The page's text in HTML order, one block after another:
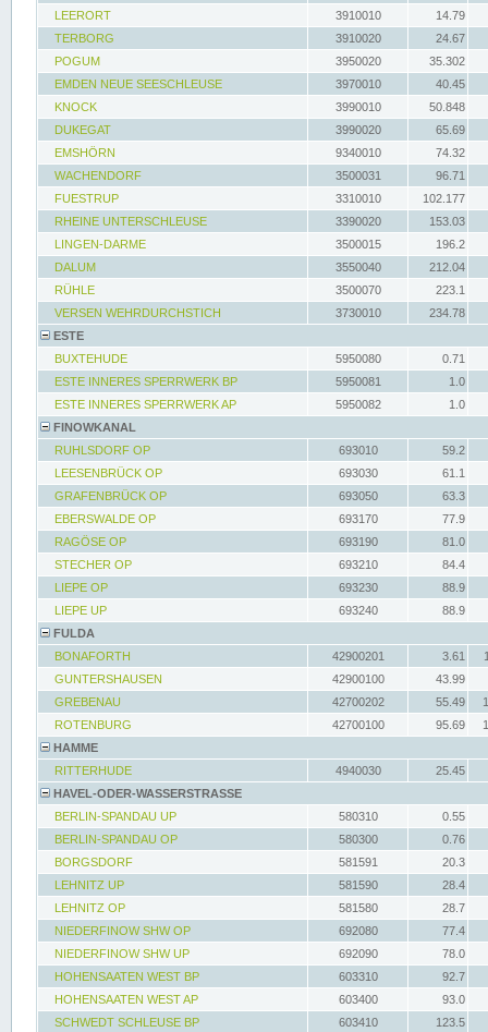
LEERORT
3910010
14.79
TERBORG
3910020
24.67
POGUM
3950020
35.302
EMDEN NEUE SEESCHLEUSE
3970010
40.45
KNOCK
3990010
50.848
DUKEGAT
3990020
65.69
EMSHÖRN
9340010
74.32
WACHENDORF
3500031
96.71
FUESTRUP
3310010
102.177
RHEINE UNTERSCHLEUSE
3390020
153.03
LINGEN-DARME
3500015
196.2
DALUM
3550040
212.04
RÜHLE
3500070
223.1
VERSEN WEHRDURCHSTICH
3730010
234.78
ESTE
BUXTEHUDE
5950080
0.71
ESTE INNERES SPERRWERK BP
5950081
1.0
ESTE INNERES SPERRWERK AP
5950082
1.0
FINOWKANAL
RUHLSDORF OP
693010
59.2
LEESENBRÜCK OP
693030
61.1
GRAFENBRÜCK OP
693050
63.3
EBERSWALDE OP
693170
77.9
RAGÖSE OP
693190
81.0
STECHER OP
693210
84.4
LIEPE OP
693230
88.9
LIEPE UP
693240
88.9
FULDA
BONAFORTH
42900201 3.61
GUNTERSHAUSEN
42900100
43.99
GREBENAU
42700202 55.49
ROTENBURG
42700100 95.69
HAMME
RITTERHUDE
4940030
25.45
HAVEL-ODER-WASSERSTRASSE
BERLIN-SPANDAU UP
580310
0.55
BERLIN-SPANDAU OP
580300
0.76
BORGSDORF
581591
20.3
LEHNITZ UP
581590
28.4
LEHNITZ OP
581580
28.7
NIEDERFINOW SHW OP
692080
77.4
NIEDERFINOW SHW UP
692090
78.0
HOHENSAATEN WEST BP
603310
92.7
HOHENSAATEN WEST AP
603400
93.0
SCHWEDT SCHLEUSE BP
603410
123.5